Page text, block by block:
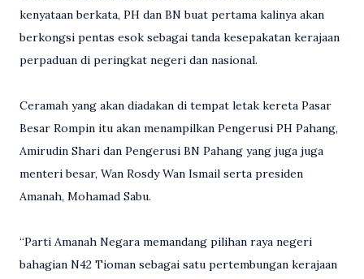
kenyataan berkata, PH dan BN buat pertama kalinya akan
berkongsi pentas esok sebagai tanda kesepakatan kerajaan
perpaduan di peringkat negeri dan nasional.
Ceramah yang akan diadakan di tempat letak kereta Pasar
Besar Rompin itu akan menampilkan Pengerusi PH Pahang,
Amirudin Shari dan Pengerusi BN Pahang yang juga juga
menteri besar, Wan Rosdy Wan Ismail serta presiden
Amanah, Mohamad Sabu.
“Parti Amanah Negara memandang pilihan raya negeri
bahagian N42 Tioman sebagai satu pertembungan kerajaan